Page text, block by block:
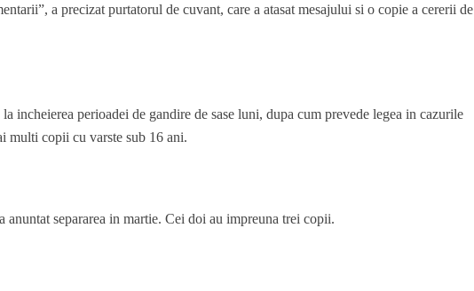
a precizat purtatorul de cuvant, care a atasat mesajului si o copie a cererii de
incheierea perioadei de gandire de sase luni, dupa cum prevede legea in cazurile
multi copii cu varste sub 16 ani.
anuntat separarea in martie. Cei doi au impreuna trei copii.